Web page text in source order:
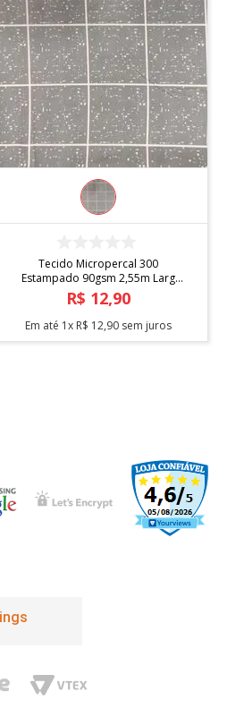
Tecido Micropercal 300
Estampado 90gsm 2,55m Larg
Des. 009
R$ 12,90
Em até 1x R$ 12,90 sem juros